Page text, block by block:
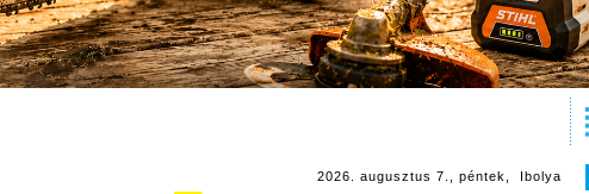
2026. augusztus 7., péntek, Ibolya